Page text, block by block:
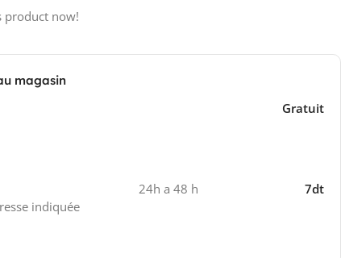
product now!
magasin
Gratuit
indiquée
24h a 48 h 7dt